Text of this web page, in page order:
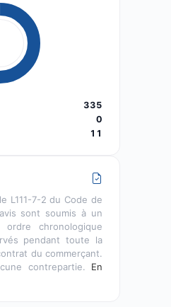
335
0
11
L111-7-2 du Code de
sont soumis à un
chronologique
pendant toute la
du commerçant.
contrepartie. En